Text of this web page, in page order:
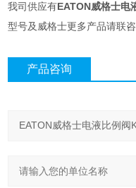
我司供应有EATON威格士电
型号及威格士更多产品请联咨
产品咨询